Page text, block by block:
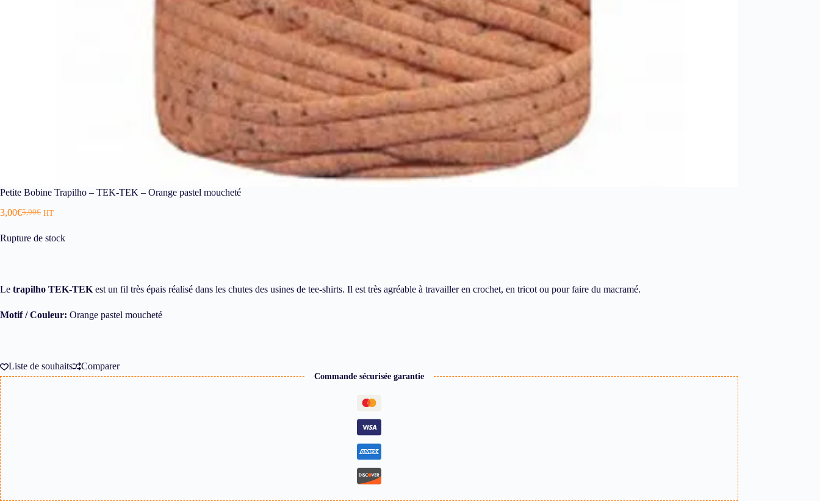
Petite Bobine Trapilho – TEK-TEK – Orange pastel moucheté
5,00€
3,00€ HT
Rupture de stock
Le trapilho TEK-TEK est un fil très épais réalisé dans les chutes des usines de tee-shirts. Il est très agréable à travailler en crochet, en tricot ou pour faire du macramé.
Motif / Couleur: Orange pastel moucheté
Liste de souhaits Comparer
Commande sécurisée garantie